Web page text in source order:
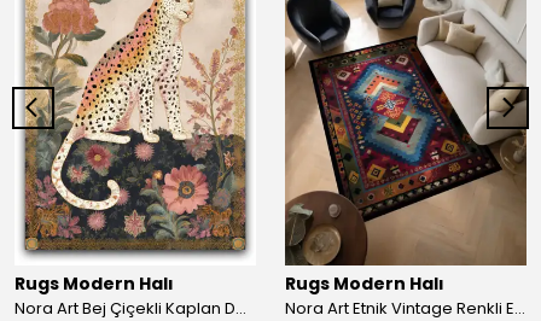
Rugs Modern Halı
Nora Art Bej Çiçekli Kaplan Desenli Dokuma Taban Dekoratif Salon Halısı 61
Rugs Modern Halı
Nora Art Etnik Vintage Renkli Eskitme Dokuma Taban Dekoratif Salon Halısı 63